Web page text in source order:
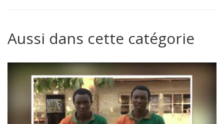
Aussi dans cette catégorie